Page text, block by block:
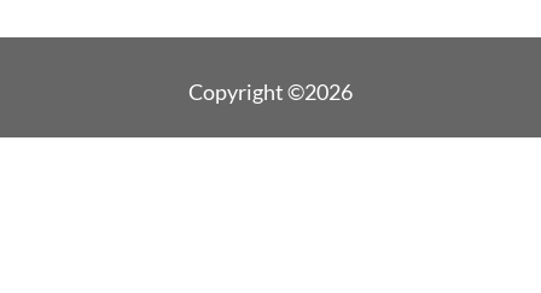
Copyright ©2026